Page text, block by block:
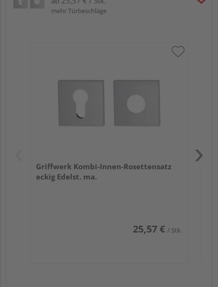
mehr Türbeschläge
Griffwerk Kombi-Innen-Rosettensatz
eckig Edelst. ma.
25,57 € / Stk.